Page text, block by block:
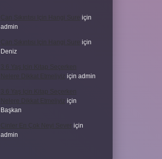
Can Sıkıntısı Için Hangi Sure için
admin
Can Sıkıntısı Için Hangi Sure için
Deniz
3 6 Yaş Için Kitap Seçerken
Nelere Dikkat Etmeliyiz için admin
3 6 Yaş Için Kitap Seçerken
Nelere Dikkat Etmeliyiz için
Başkan
Cinler En Çok Neyi Sever için
admin